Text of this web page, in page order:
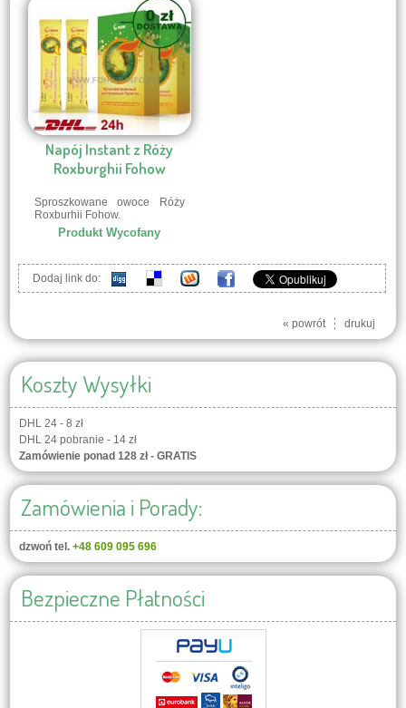
Napój Instant z Róży
Roxburghii Fohow
Sproszkowane owoce Róży
Roxburhii Fohow.
Produkt Wycofany
Dodaj link do:
drukuj
« powrót
Koszty Wysyłki
DHL 24 - 8 zł
DHL 24 pobranie - 14 zł
Zamówienie ponad 128 zł - GRATIS
Zamówienia i Porady:
dzwoń tel.+48 609 095 696
Bezpieczne Płatności